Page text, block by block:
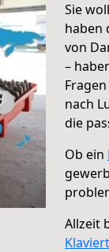
Sie
haben
von
–
nach
die
Ob ein
Allzeit